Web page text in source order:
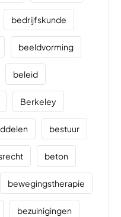
bedrijfskunde
beeldvorming
beleid
Berkeley
bestuur
beton
bewegingstherapie
bezuinigingen